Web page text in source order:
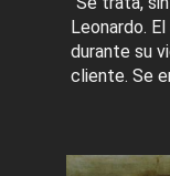
Leonardo.
durante su
cliente. Se